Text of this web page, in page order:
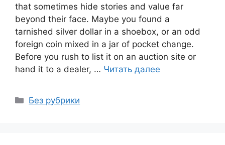
that sometimes hide stories and value far
beyond their face. Maybe you found a
tarnished silver dollar in a shoebox, or an odd
foreign coin mixed in a jar of pocket change.
Before you rush to list it on an auction site or
hand it to a dealer, … Читать далее
Рубрики
Без рубрики